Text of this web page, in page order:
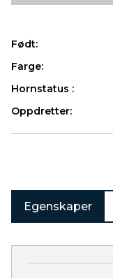
Født:
Farge:
Hornstatus :
Oppdretter:
Egenskaper